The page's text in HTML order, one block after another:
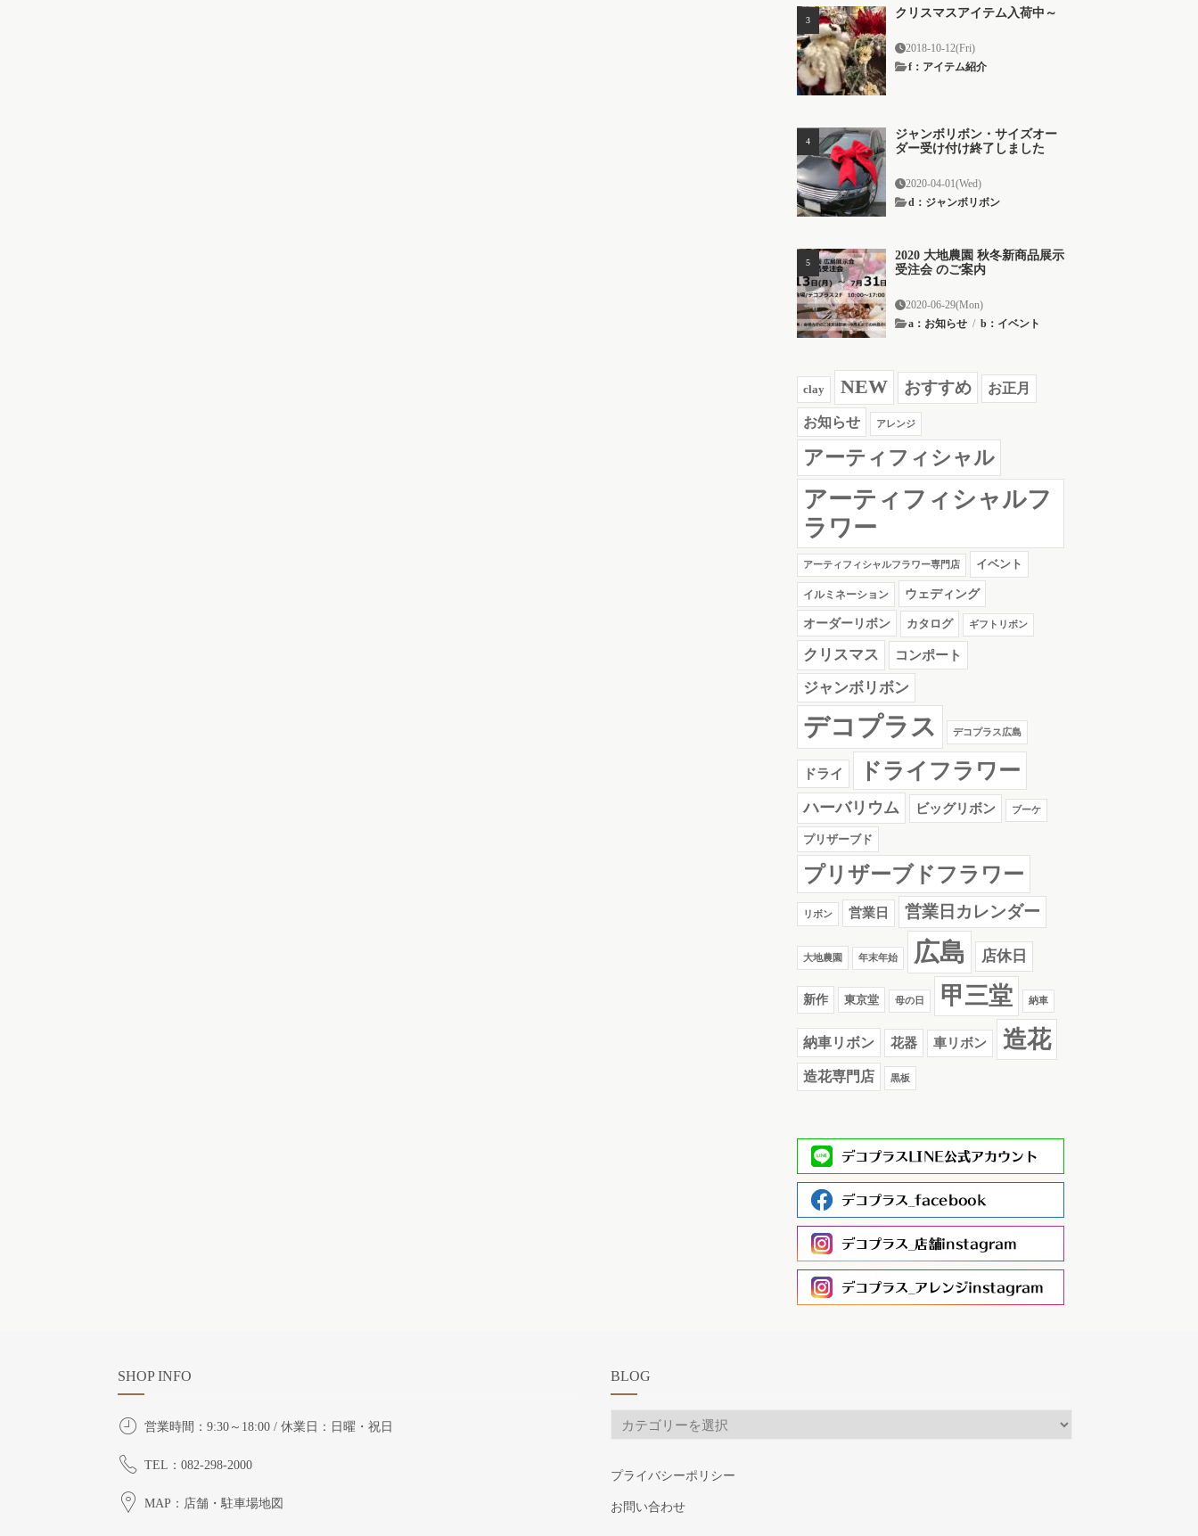
クリスマスアイテム入荷中～
2018-10-12(Fri)
f：アイテム紹介
ジャンボリボン・サイズオー
ダー受け付け終了しました
2020-04-01(Wed)
d：ジャンボリボン
2020 大地農園 秋冬新商品展示
受注会 のご案内
2020-06-29(Mon)
a：お知らせ / b：イベント
clay NEW おすすめ お正月
お知らせ アレンジ
アーティフィシャル
アーティフィシャルフ
ラワー
アーティフィシャルフラワー専門店 イベント
イルミネーション ウェディング
オーダーリボン カタログ ギフトリボン
クリスマス コンポート
ジャンボリボン
デコプラス デコプラス広島
ドライ ドライフラワー
ハーバリウム ビッグリボン ブーケ
プリザーブド
プリザーブドフラワー
リボン 営業日 営業日カレンダー
大地農園 年末年始 広島 店休日
新作 東京堂 母の日 甲三堂 納車
納車リボン 花器 車リボン 造花
造花専門店 黒板
SHOP INFO
営業時間：9:30～18:00 / 休業日：日曜・祝日
TEL：082-298-2000
MAP：店舗・駐車場地図
BLOG
BLOG
プライバシーポリシー
お問い合わせ